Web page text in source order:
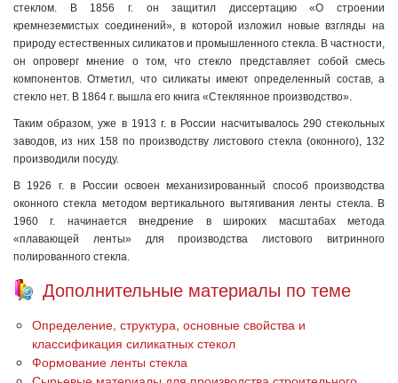
стеклом. В 1856 г. он защитил диссертацию «О строении
кремнеземистых соединений», в которой изложил новые взгляды на
природу естественных силикатов и промышленного стекла. В частности,
он опроверг мнение о том, что стекло представляет собой смесь
компонентов. Отметил, что силикаты имеют определенный состав, а
стекло нет. В 1864 г. вышла его книга «Стеклянное производство».
Таким образом, уже в 1913 г. в России насчитывалось 290 стекольных
заводов, из них 158 по производству листового стекла (оконного), 132
производили посуду.
В 1926 г. в России освоен механизированный способ производства
оконного стекла методом вертикального вытягивания ленты стекла. В
1960 г. начинается внедрение в широких масштабах метода
«плавающей ленты» для производства листового витринного
полированного стекла.
Дополнительные материалы по теме
Определение, структура, основные свойства и
классификация силикатных стекол
Формование ленты стекла